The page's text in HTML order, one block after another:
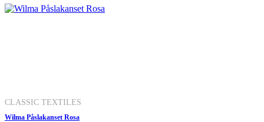
CLASSIC TEXTILES
Wilma Påslakanset Rosa